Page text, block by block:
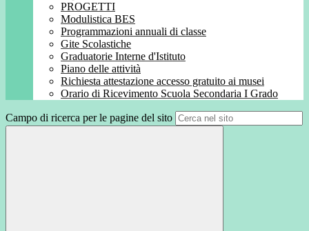
PROGETTI
Modulistica BES
Programmazioni annuali di classe
Gite Scolastiche
Graduatorie Interne d'Istituto
Piano delle attività
Richiesta attestazione accesso gratuito ai musei
Orario di Ricevimento Scuola Secondaria I Grado
Campo di ricerca per le pagine del sito